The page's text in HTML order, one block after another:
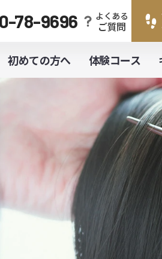
78-9696 よくある
ご質問
初めての方へ 体験コース